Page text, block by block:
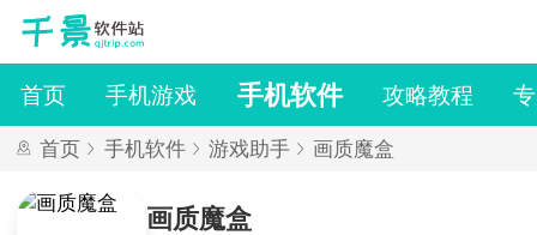
首页 手机游戏 手机软件 攻略教程
首页 手机软件 游戏助手 画质魔盒
画质魔盒